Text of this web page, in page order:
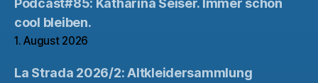
cool bleiben.
1. August 2026
La Strada 2026/2: Altkleidersammlung